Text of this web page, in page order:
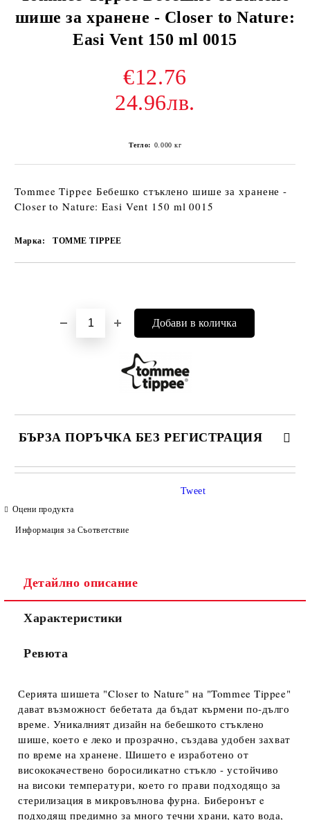
шише за хранене - Closer to Nature:
Easi Vent 150 ml 0015
€12.76
24.96лв.
Тегло: 0.000 кг
Tommee Tippee Бебешко стъклено шише за хранене -
Closer to Nature: Easi Vent 150 ml 0015
Марка: TOMME TIPPEE
БЪРЗА ПОРЪЧКА БЕЗ РЕГИСТРАЦИЯ
САМО ПОПЪЛНЕТЕ 4 ПОЛЕТА
Съгласен съм сПолитиката за лични данни
Ние ще се свържем с вас в рамките на работния ден.
Оцени продукта
Информация за Съответствие
Tweet
Детайлно описание
Характеристики
Ревюта
Серията шишета "Closer to Nature" на "Tommee Tippee"
дават възможност бебетата да бъдат кърмени по-дълго
време. Уникалният дизайн на бебешкото стъклено
шише, което е леко и прозрачно, създава удобен захват
по време на хранене. Шишето е изработено от
висококачествено боросиликатно стъкло - устойчиво
на високи температури, което го прави подходящо за
стерилизация в микровълнова фурна. Биберонът e
подходящ предимно за много течни храни, като вода,